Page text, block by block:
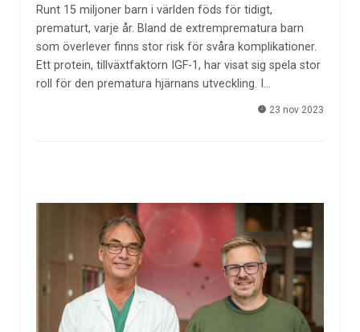
Runt 15 miljoner barn i världen föds för tidigt,
prematurt, varje år. Bland de extremprematura barn
som överlever finns stor risk för svåra komplikationer.
Ett protein, tillväxtfaktorn IGF-1, har visat sig spela stor
roll för den prematura hjärnans utveckling. I…
23 nov 2023